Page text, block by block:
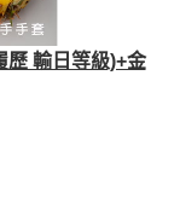
歷 輸日等級)+金